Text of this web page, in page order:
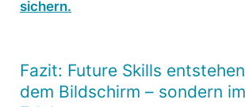
sichern.
Fazit: Future Skills
dem Bildschirm – sondern